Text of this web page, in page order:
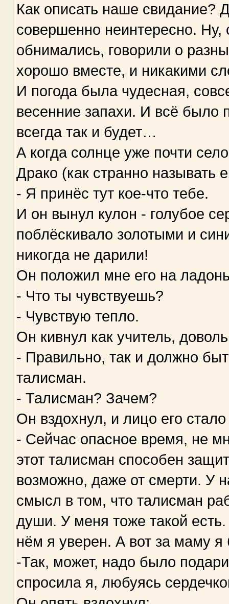
Как описать наше свидание?
совершенно неинтересно. Ну,
обнимались, говорили о
хорошо вместе, и никакими
И погода была чудесная,
весенние запахи. И всё было
всегда так и будет…
А когда солнце уже почти
Драко (как странно называть
- Я принёс тут кое-что тебе.
И он вынул кулон - голубое
поблёскивало золотыми и
никогда не дарили!
Он положил мне его на
- Что ты чувствуешь?
- Чувствую тепло.
Он кивнул как учитель,
- Правильно, так и должно
талисман.
- Талисман? Зачем?
Он вздохнул, и лицо его
- Сейчас опасное время, не
этот талисман способен
возможно, даже от смерти. У
смысл в том, что талисман
души. У меня тоже такой
нём я уверен. А вот за маму я
-Так, может, надо было
спросила я, любуясь